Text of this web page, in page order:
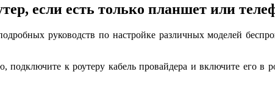
если есть только планшет или
руководств по настройке различных моделей
к роутеру кабель провайдера и включите его в